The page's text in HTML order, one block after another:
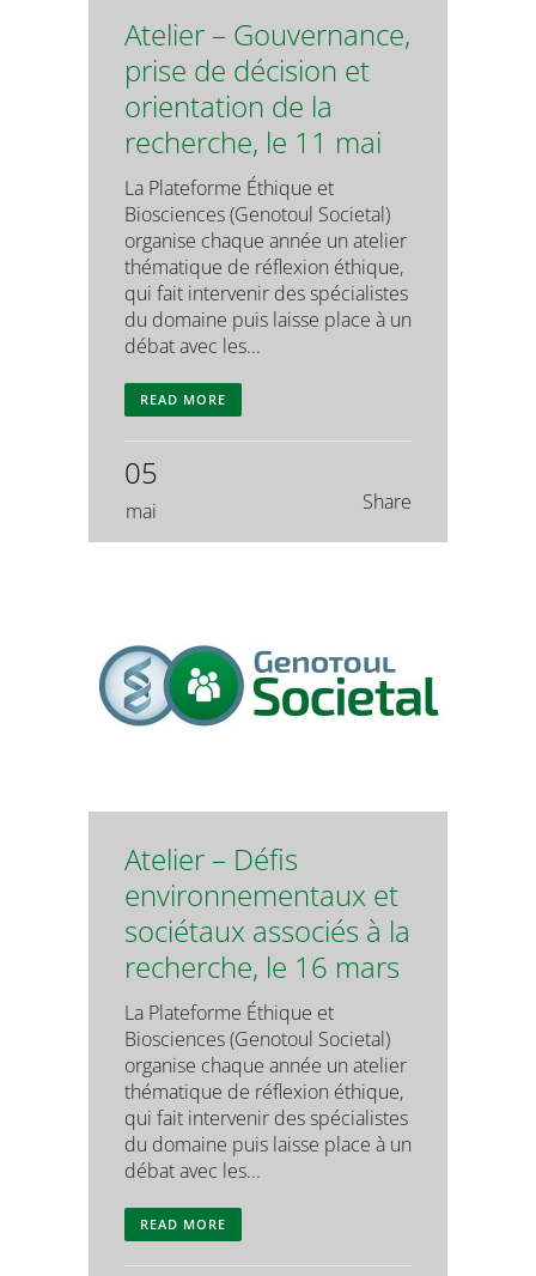
Atelier – Gouvernance,
prise de décision et
orientation de la
recherche, le 11 mai
La Plateforme Éthique et
Biosciences (Genotoul Societal)
organise chaque année un atelier
thématique de réflexion éthique,
qui fait intervenir des spécialistes
du domaine puis laisse place à un
débat avec les...
READ MORE
05
mai Share
Atelier – Défis
environnementaux et
sociétaux associés à la
recherche, le 16 mars
La Plateforme Éthique et
Biosciences (Genotoul Societal)
organise chaque année un atelier
thématique de réflexion éthique,
qui fait intervenir des spécialistes
du domaine puis laisse place à un
débat avec les...
READ MORE